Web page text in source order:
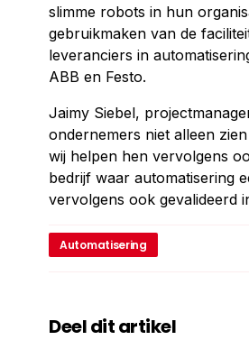
slimme robots in hun
gebruikmaken van de
leveranciers in
ABB en Festo.
Jaimy Siebel,
ondernemers niet alleen
wij helpen hen vervolgens
bedrijf waar automatisering
vervolgens ook gevalideerd
Automatisering
Deel dit artikel